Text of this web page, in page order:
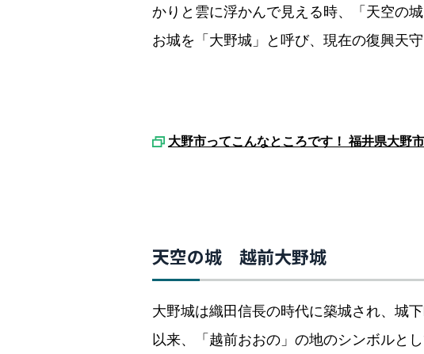
かりと雲に浮かんで見える時、「天空の
お城を「大野城」と呼び、現在の復興天
大野市ってこんなところです！ 福井県大野
天空の城 越前大野城
大野城は織田信長の時代に築城され、城
以来、「越前おおの」の地のシンボルと